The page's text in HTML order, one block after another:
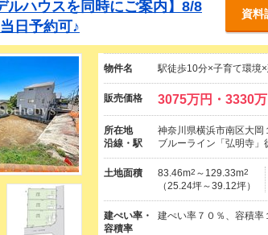
ルハウスを同時にご案内】8/8
日予約可♪
資料
物件名 駅徒歩10分×子育て環境
販売価格 3075万円・3330万
所在地
神奈川県横浜市南区大岡
沿線・駅
ブルーライン「弘明寺」
土地面積 83.46m2 ～129.33m2
（25.24坪～39.12坪）
建ぺい率・
容積率
建ぺい率７０％、容積率